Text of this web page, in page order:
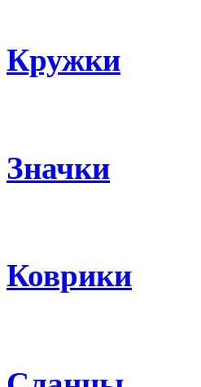
Кружки
Значки
Коврики